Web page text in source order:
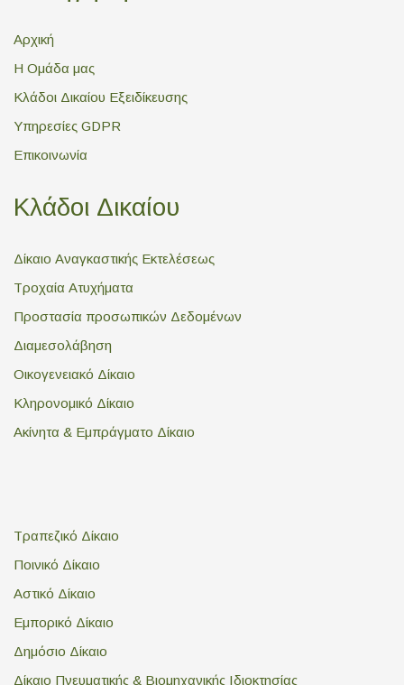
Αρχική
Η Ομάδα μας
Κλάδοι Δικαίου Εξειδίκευσης
Υπηρεσίες GDPR
Επικοινωνία
Κλάδοι Δικαίου
Δίκαιο Αναγκαστικής Εκτελέσεως
Τροχαία Ατυχήματα
Προστασία προσωπικών Δεδομένων
Διαμεσολάβηση
Οικογενειακό Δίκαιο
Κληρονομικό Δίκαιο
Ακίνητα & Εμπράγματο Δίκαιο
Τραπεζικό Δίκαιο
Ποινικό Δίκαιο
Αστικό Δίκαιο
Εμπορικό Δίκαιο
Δημόσιο Δίκαιο
Δίκαιο Πνευματικής & Βιομηχανικής Ιδιοκτησίας